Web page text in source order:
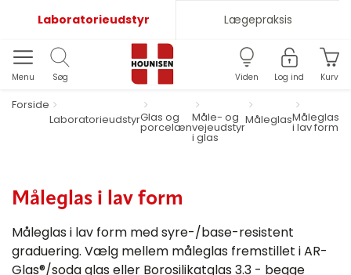
Laboratorieudstyr Lægepraksis
Menu Søg Viden Log ind Kurv
Forside
LaboratorieudstyrGlas og
porcelæn
Måle- og
vejeudstyr
i glas
MåleglasMåleglas
i lav form
Måleglas i lav form
Måleglas i lav form med syre-/base-resistent
graduering. Vælg mellem måleglas fremstillet i AR-
Glas®/soda glas eller Borosilikatglas 3.3 - begge